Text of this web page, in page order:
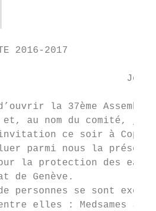
2016-2017
la 37ème Assemblée
et, au nom du comité, je
ce soir à
parmi nous la présence
la protection des eaux
de Genève.
de personnes se sont
elles : Medsames